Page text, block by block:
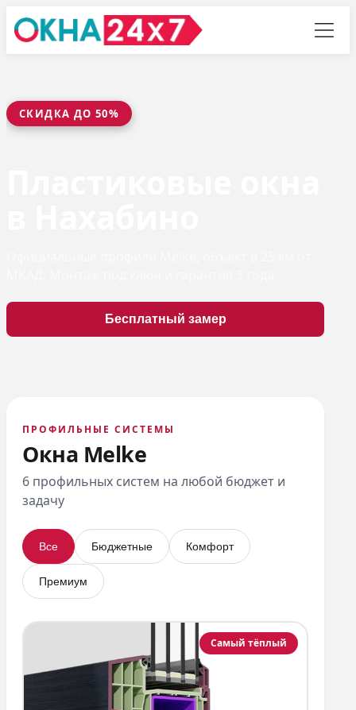
СКИДКА ДО 50%
Бесплатный замер
ПРОФИЛЬНЫЕ СИСТЕМЫ
Окна Melke
6 профильных систем на любой бюджет и
задачу
Все Бюджетные Комфорт
Премиум
Самый тёплый